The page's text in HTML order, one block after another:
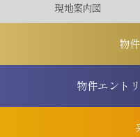
現地案内図
物
物件エント